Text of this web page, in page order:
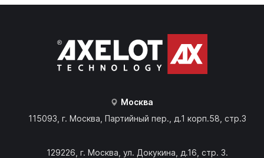
Москва
115093, г. Москва, Партийный пер., д.1 корп.58, стр.3
129226, г. Москва, ул. Докукина, д.16, стр. 3.